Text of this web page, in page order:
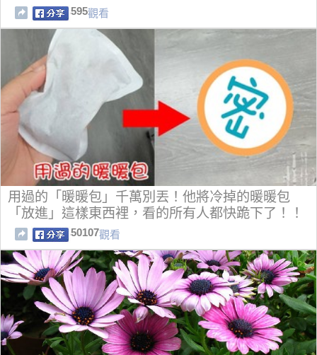
595觀看
用過的「暖暖包」千萬別丟！他將冷掉的暖暖包
「放進」這樣東西裡，看的所有人都快跪下了！！
50107觀看